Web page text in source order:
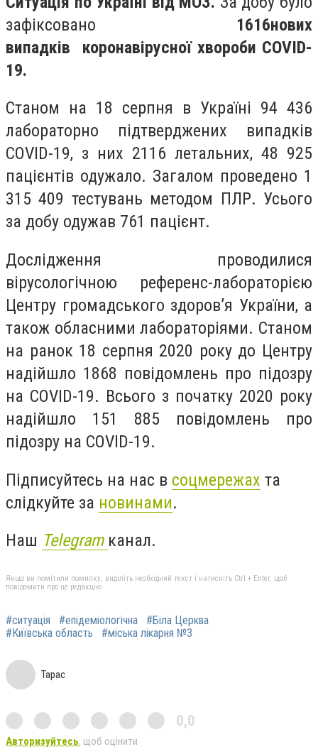
зафіксовано 1616нових
випадків коронавірусної хвороби COVID-
19.
Станом на 18 серпня в Україні 94 436
лабораторно підтверджених випадків
COVID-19, з них 2116 летальних, 48 925
пацієнтів одужало. Загалом проведено 1
315 409 тестувань методом ПЛР. Усього
за добу одужав 761 пацієнт.
Дослідження проводилися
вірусологічною референс-лабораторією
Центру громадського здоров’я України, а
також обласними лабораторіями. Станом
на ранок 18 серпня 2020 року до Центру
надійшло 1868 повідомлень про підозру
на COVID-19. Всього з початку 2020 року
надійшло 151 885 повідомлень про
підозру на COVID-19.
Підписуйтесь на нас в соцмережах та
слідкуйте за новинами.
Наш Telegram канал.
Якщо ви помітили помилку, виділіть необхідний текст і натисніть Ctrl + Enter, щоб
повідомити про це редакцію
#ситуація #епідеміологічна
#Біла Церква
#Київська область
#міська лікарня №3
Тарас
0,0
Авторизуйтесь, щоб оцінити